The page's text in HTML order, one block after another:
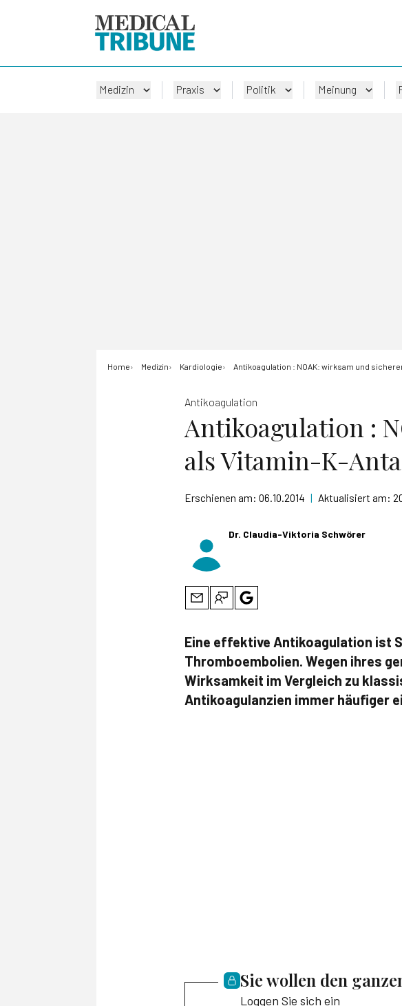
Medizin Praxis Politik Meinung
Home Medizin Kardiologie Antikoagulation : NOAK: wirksam und
Antikoagulation
Antikoagulation :
als Vitamin-K-
Erschienen am: 06.10.2014 | Aktualisiert am:
Dr. Claudia-Viktoria Schwörer
Eine effektive Antikoagulation ist
Thromboembolien. Wegen ihres
Wirksamkeit im Vergleich zu
Antikoagulanzien immer häufiger
Sie wollen den
Loggen Sie sich ein